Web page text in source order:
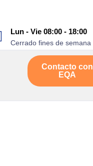
Lun - Vie 08:00 - 18:00
Cerrado fines de semana
Contacto con
EQA